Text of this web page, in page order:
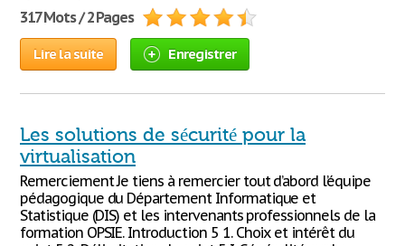
317 Mots / 2 Pages
Lire la suite Enregistrer
Les solutions de sécurité pour la
virtualisation
Remerciement Je tiens à remercier tout d’abord l’équipe
pédagogique du Département Informatique et
Statistique (DIS) et les intervenants professionnels de la
formation OPSIE. Introduction 5 1. Choix et intérêt du